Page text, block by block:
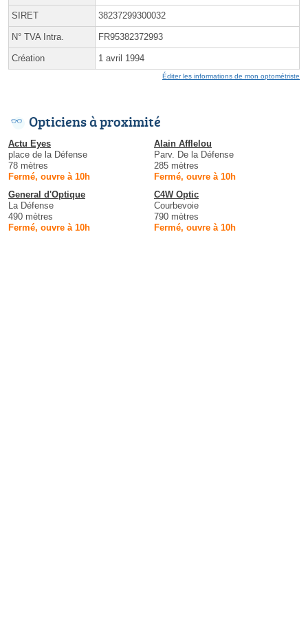
SIRET 38237299300032
N° TVA Intra. FR95382372993
Création 1 avril 1994
Éditer les informations de mon optométriste
Opticiens à proximité
Actu Eyes
place de la Défense
78 mètres
Fermé, ouvre à 10h
Alain Afflelou
Parv. De la Défense
285 mètres
Fermé, ouvre à 10h
General d'Optique
La Défense
490 mètres
Fermé, ouvre à 10h
C4W Optic
Courbevoie
790 mètres
Fermé, ouvre à 10h